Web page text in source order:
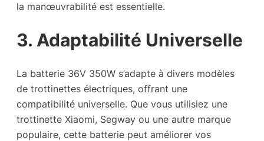
la manœuvrabilité est essentielle.
3. Adaptabilité Universelle
La batterie 36V 350W s’adapte à divers modèles
de trottinettes électriques, offrant une
compatibilité universelle. Que vous utilisiez une
trottinette Xiaomi, Segway ou une autre marque
populaire, cette batterie peut améliorer vos